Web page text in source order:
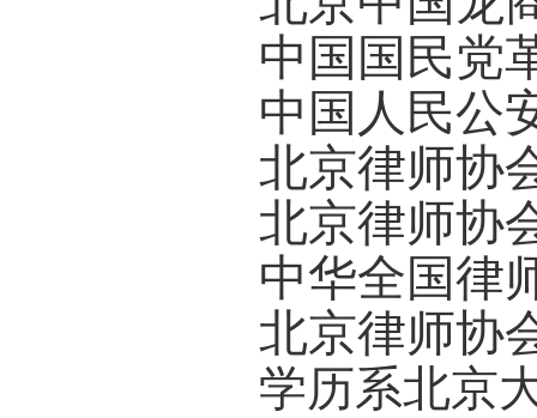
中国国民党
中国人民公
北京律师协
北京律师协
中华全国律
北京律师协
学历系北京